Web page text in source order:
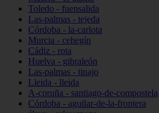
Toledo - fuensalida
Las-palmas - tejeda
Córdoba - la-carlota
Murcia - cehegín
Cádiz - rota
Huelva - gibraleón
Las-palmas - tinajo
Lleida - lleida
A-coruña - santiago-de-compostela
Córdoba - aguilar-de-la-frontera